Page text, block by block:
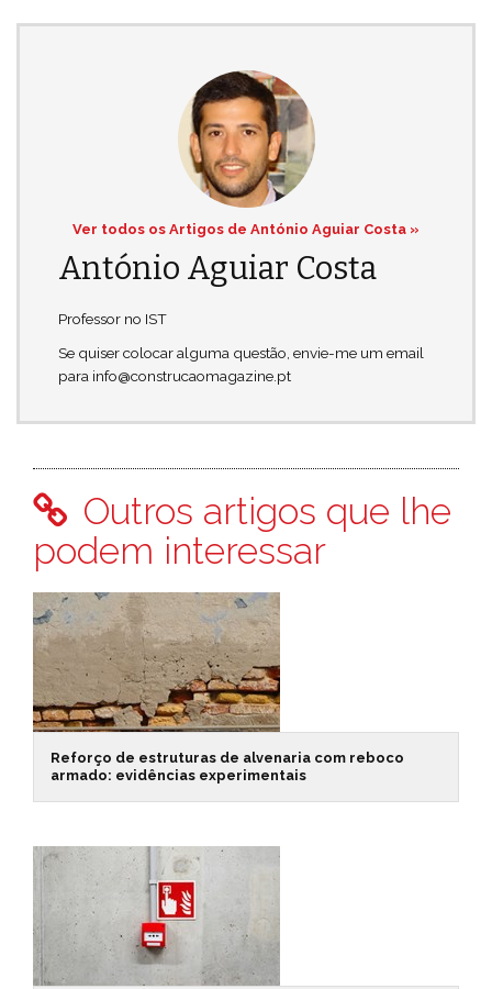
Ver todos os Artigos de António Aguiar Costa »
António Aguiar Costa
Professor no IST
Se quiser colocar alguma questão, envie-me um email
para info@construcaomagazine.pt
Outros artigos que lhe
podem interessar
Reforço de estruturas de alvenaria com reboco
armado: evidências experimentais